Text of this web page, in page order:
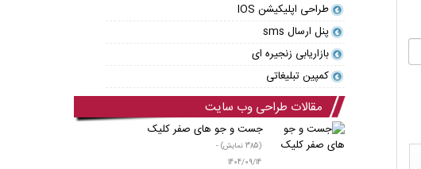
طراحی اپلیکیشن IOS
پنل ارسال sms
بازاریابی زنجیره ای
کمپین تبلیغاتی
مقالات طراحی وب سایت
جست و جو های صفر کلیک
(385 نمایش) -
1404/09/14